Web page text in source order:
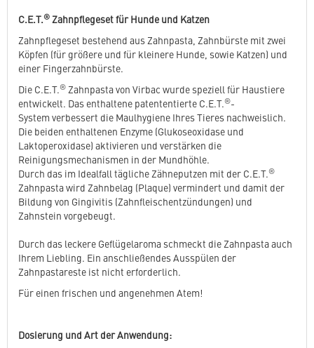
C.E.T.® Zahnpflegeset für Hunde und Katzen
Zahnpflegeset bestehend aus Zahnpasta, Zahnbürste mit zwei
Köpfen (für größere und für kleinere Hunde, sowie Katzen) und
einer Fingerzahnbürste.
Die C.E.T.® Zahnpasta von Virbac wurde speziell für Haustiere
entwickelt. Das enthaltene patententierte C.E.T.®-
System verbessert die Maulhygiene Ihres Tieres nachweislich.
Die beiden enthaltenen Enzyme (Glukoseoxidase und
Laktoperoxidase) aktivieren und verstärken die
Reinigungsmechanismen in der Mundhöhle.
Durch das im Idealfall tägliche Zähneputzen mit der C.E.T.®
Zahnpasta wird Zahnbelag (Plaque) vermindert und damit der
Bildung von Gingivitis (Zahnfleischentzündungen) und
Zahnstein vorgebeugt.
Durch das leckere Geflügelaroma schmeckt die Zahnpasta auch
Ihrem Liebling. Ein anschließendes Ausspülen der
Zahnpastareste ist nicht erforderlich.
Für einen frischen und angenehmen Atem!
Dosierung und Art der Anwendung: